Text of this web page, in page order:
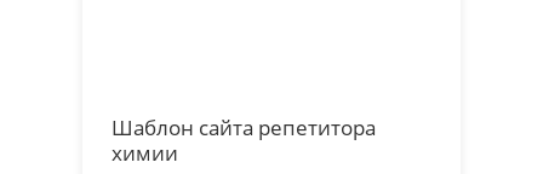
Шаблон сайта репетитора
химии